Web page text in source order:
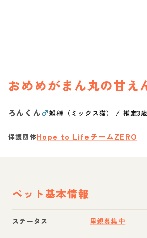
おめめがまん丸の甘え
ろんくん♂雑種（ミックス猫） / 推定3歳
保護団体Hope to LifeチームZERO
ペット基本情報
ステータス 里親募集中